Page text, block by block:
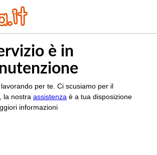
è in
per te. Ci scusiamo per il
la nostra assistenza è a tua disposizione
informazioni